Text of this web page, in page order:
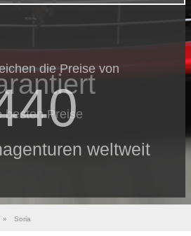
die Preise von
weltweit
besten Preise
» Soria